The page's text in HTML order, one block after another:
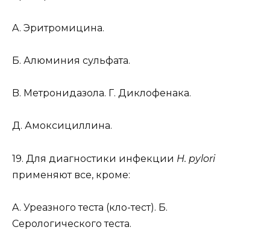
A. Эритромицина.
Б. Алюминия сульфата.
B. Метронидазола. Г. Диклофенака.
Д. Амоксициллина.
19. Для диагностики инфекции H. pylori
применяют все, кроме:
A. Уреазного теста (кло-тест). Б.
Серологического теста.